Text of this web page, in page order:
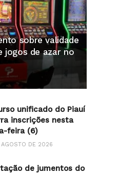
sobre validade
jogos de azar no
unificado do Piauí
inscrições nesta
feira (6)
DE 2026
de jumentos do